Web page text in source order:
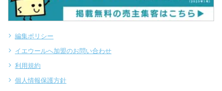
編集ポリシー
イエウールへ加盟のお問い合わせ
利用規約
個人情報保護方針